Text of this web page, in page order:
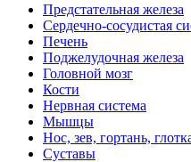
Предстательная железа
Сердечно-сосудистая
Печень
Поджелудочная железа
Головной мозг
Кости
Нервная система
Мышцы
Нос, зев, гортань,
Суставы